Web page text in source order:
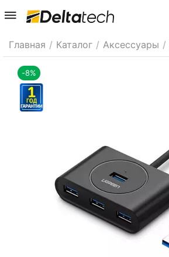
Главная / Каталог / Аксессуары /
-8%